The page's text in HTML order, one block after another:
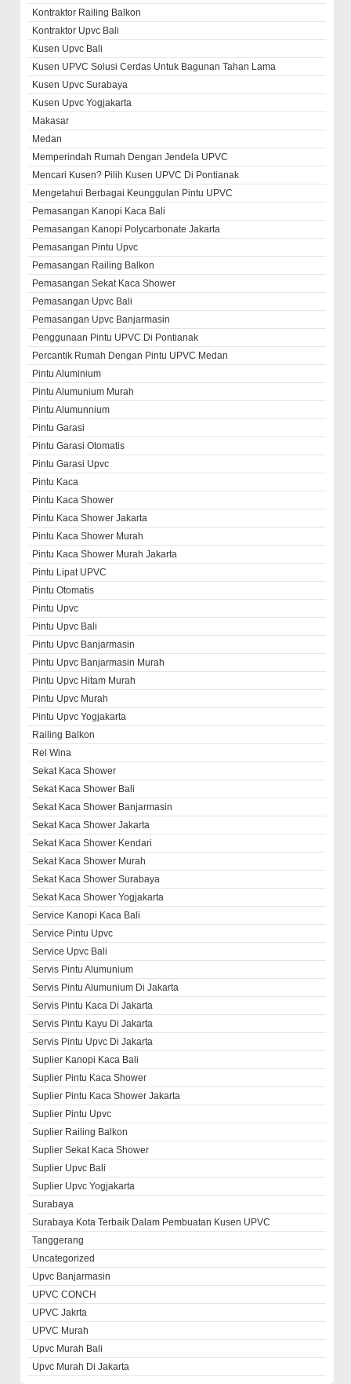
Kontraktor Railing Balkon
Kontraktor Upvc Bali
Kusen Upvc Bali
Kusen UPVC Solusi Cerdas Untuk Bagunan Tahan Lama
Kusen Upvc Surabaya
Kusen Upvc Yogjakarta
Makasar
Medan
Memperindah Rumah Dengan Jendela UPVC
Mencari Kusen? Pilih Kusen UPVC Di Pontianak
Mengetahui Berbagai Keunggulan Pintu UPVC
Pemasangan Kanopi Kaca Bali
Pemasangan Kanopi Polycarbonate Jakarta
Pemasangan Pintu Upvc
Pemasangan Railing Balkon
Pemasangan Sekat Kaca Shower
Pemasangan Upvc Bali
Pemasangan Upvc Banjarmasin
Penggunaan Pintu UPVC Di Pontianak
Percantik Rumah Dengan Pintu UPVC Medan
Pintu Aluminium
Pintu Alumunium Murah
Pintu Alumunnium
Pintu Garasi
Pintu Garasi Otomatis
Pintu Garasi Upvc
Pintu Kaca
Pintu Kaca Shower
Pintu Kaca Shower Jakarta
Pintu Kaca Shower Murah
Pintu Kaca Shower Murah Jakarta
Pintu Lipat UPVC
Pintu Otomatis
Pintu Upvc
Pintu Upvc Bali
Pintu Upvc Banjarmasin
Pintu Upvc Banjarmasin Murah
Pintu Upvc Hitam Murah
Pintu Upvc Murah
Pintu Upvc Yogjakarta
Railing Balkon
Rel Wina
Sekat Kaca Shower
Sekat Kaca Shower Bali
Sekat Kaca Shower Banjarmasin
Sekat Kaca Shower Jakarta
Sekat Kaca Shower Kendari
Sekat Kaca Shower Murah
Sekat Kaca Shower Surabaya
Sekat Kaca Shower Yogjakarta
Service Kanopi Kaca Bali
Service Pintu Upvc
Service Upvc Bali
Servis Pintu Alumunium
Servis Pintu Alumunium Di Jakarta
Servis Pintu Kaca Di Jakarta
Servis Pintu Kayu Di Jakarta
Servis Pintu Upvc Di Jakarta
Suplier Kanopi Kaca Bali
Suplier Pintu Kaca Shower
Suplier Pintu Kaca Shower Jakarta
Suplier Pintu Upvc
Suplier Railing Balkon
Suplier Sekat Kaca Shower
Suplier Upvc Bali
Suplier Upvc Yogjakarta
Surabaya
Surabaya Kota Terbaik Dalam Pembuatan Kusen UPVC
Tanggerang
Uncategorized
Upvc Banjarmasin
UPVC CONCH
UPVC Jakrta
UPVC Murah
Upvc Murah Bali
Upvc Murah Di Jakarta